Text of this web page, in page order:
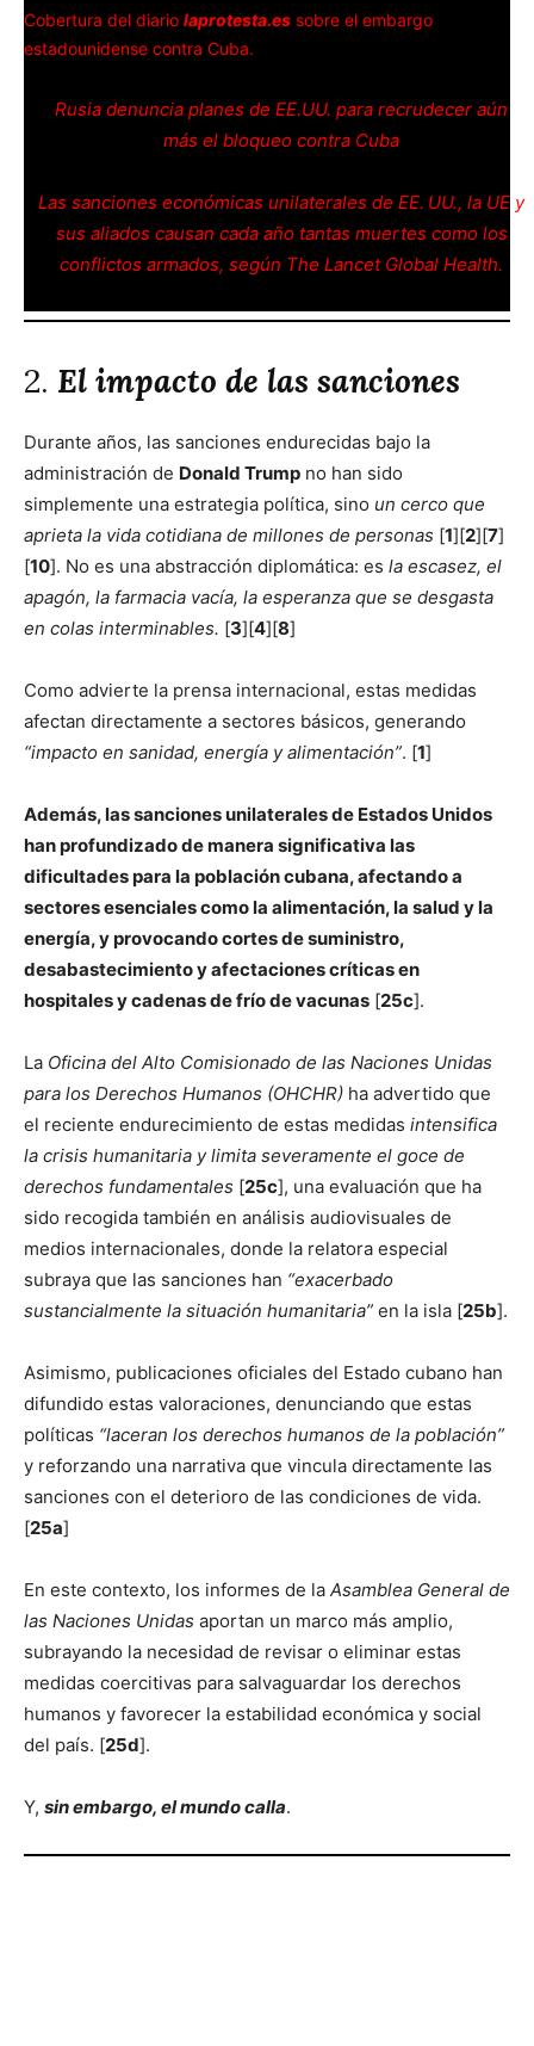
Cobertura del diario laprotesta.es sobre el embargo
estadounidense contra Cuba.
Rusia denuncia planes de EE.UU. para recrudecer aún
más el bloqueo contra Cuba
Las sanciones económicas unilaterales de EE. UU., la UE y
sus aliados causan cada año tantas muertes como los
conflictos armados, según The Lancet Global Health.
2. El impacto de las sanciones
Durante años, las sanciones endurecidas bajo la
administración de Donald Trump no han sido
simplemente una estrategia política, sino un cerco que
aprieta la vida cotidiana de millones de personas [1][2][7]
[10]. No es una abstracción diplomática: es la escasez, el
apagón, la farmacia vacía, la esperanza que se desgasta
en colas interminables. [3][4][8]
Como advierte la prensa internacional, estas medidas
afectan directamente a sectores básicos, generando
“impacto en sanidad, energía y alimentación”. [1]
Además, las sanciones unilaterales de Estados Unidos
han profundizado de manera significativa las
dificultades para la población cubana, afectando a
sectores esenciales como la alimentación, la salud y la
energía, y provocando cortes de suministro,
desabastecimiento y afectaciones críticas en
hospitales y cadenas de frío de vacunas [25c].
La Oficina del Alto Comisionado de las Naciones Unidas
para los Derechos Humanos (OHCHR) ha advertido que
el reciente endurecimiento de estas medidas intensifica
la crisis humanitaria y limita severamente el goce de
derechos fundamentales [25c], una evaluación que ha
sido recogida también en análisis audiovisuales de
medios internacionales, donde la relatora especial
subraya que las sanciones han “exacerbado
sustancialmente la situación humanitaria” en la isla [25b].
Asimismo, publicaciones oficiales del Estado cubano han
difundido estas valoraciones, denunciando que estas
políticas “laceran los derechos humanos de la población”
y reforzando una narrativa que vincula directamente las
sanciones con el deterioro de las condiciones de vida.
[25a]
En este contexto, los informes de la Asamblea General de
las Naciones Unidas aportan un marco más amplio,
subrayando la necesidad de revisar o eliminar estas
medidas coercitivas para salvaguardar los derechos
humanos y favorecer la estabilidad económica y social
del país. [25d].
Y, sin embargo, el mundo calla.